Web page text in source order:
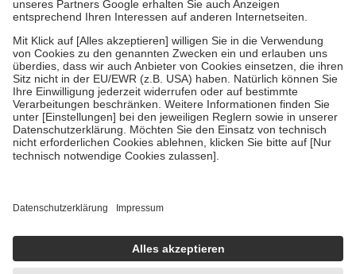
Um das Engagement der Versicherten für ihre eigene Gesundheit zu
stärken und die besondere Stellung der Familie zu unterstützen,
fallenkeine Zuzahlungenan bei:
• Kindern und Jugendlichen bis zum vollendeten 18. Lebensjahr
mit Ausnahme der Fahrkosten
• Untersuchungen zur Vorsorge und Früherkennung, die von der
GKV getragen werden
• empfohlenen Schutzimpfungen
• Harn- und Blutteststreifen
getroffen, um sicherzustellen, dass es sich um echte Bewertungen
https://help.etrusted.com/hc/de/articles/4419944605341
Einige Bilder und Inhalte wurden unter Zuhilfenahme künstlicher